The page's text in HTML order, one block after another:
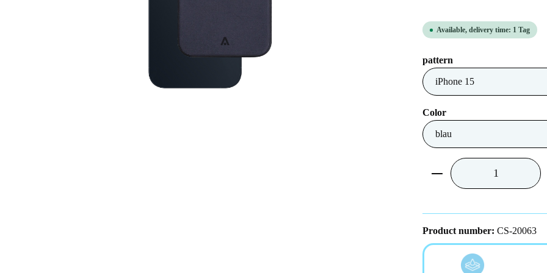
Available, delivery time: 1 Tag
Select
pattern
Select
Color
Product Quantity:
Product number: CS-20063